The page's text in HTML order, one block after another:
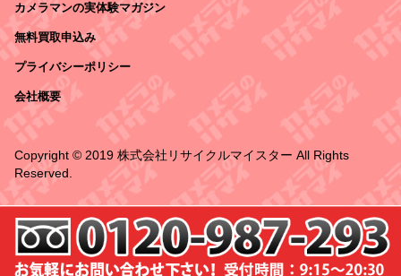
カメラマンの実体験マガジン
無料買取申込み
プライバシーポリシー
会社概要
Copyright © 2019 株式会社リサイクルマイスター All Rights
Reserved.